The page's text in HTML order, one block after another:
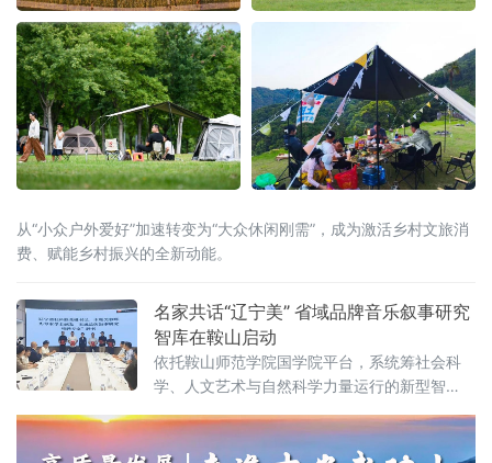
从“小众户外爱好”加速转变为“大众休闲刚需”，成为激活乡村文旅消
费、赋能乡村振兴的全新动能。
名家共话“辽宁美” 省域品牌音乐叙事研究
智库在鞍山启动
依托鞍山师范学院国学院平台，系统筹社会科
学、人文艺术与自然科学力量运行的新型智
库，未来将重点攻坚音乐叙事基础理论体系，
围绕新大众文艺、古典音乐、传统文化、地域
文化及诵读传播五大方向深耕细作，着力补齐